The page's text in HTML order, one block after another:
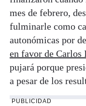
mes de febrero,
fulminarle como
autonómicas por
en favor de Carlos
pujará porque
a pesar de los
PUBLICIDAD